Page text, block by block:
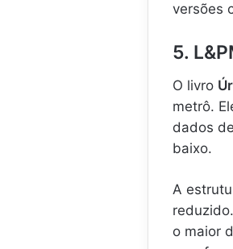
versões
5.
O livro
metrô.
dados
baixo.
A
o maior